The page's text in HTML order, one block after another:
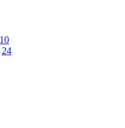
24